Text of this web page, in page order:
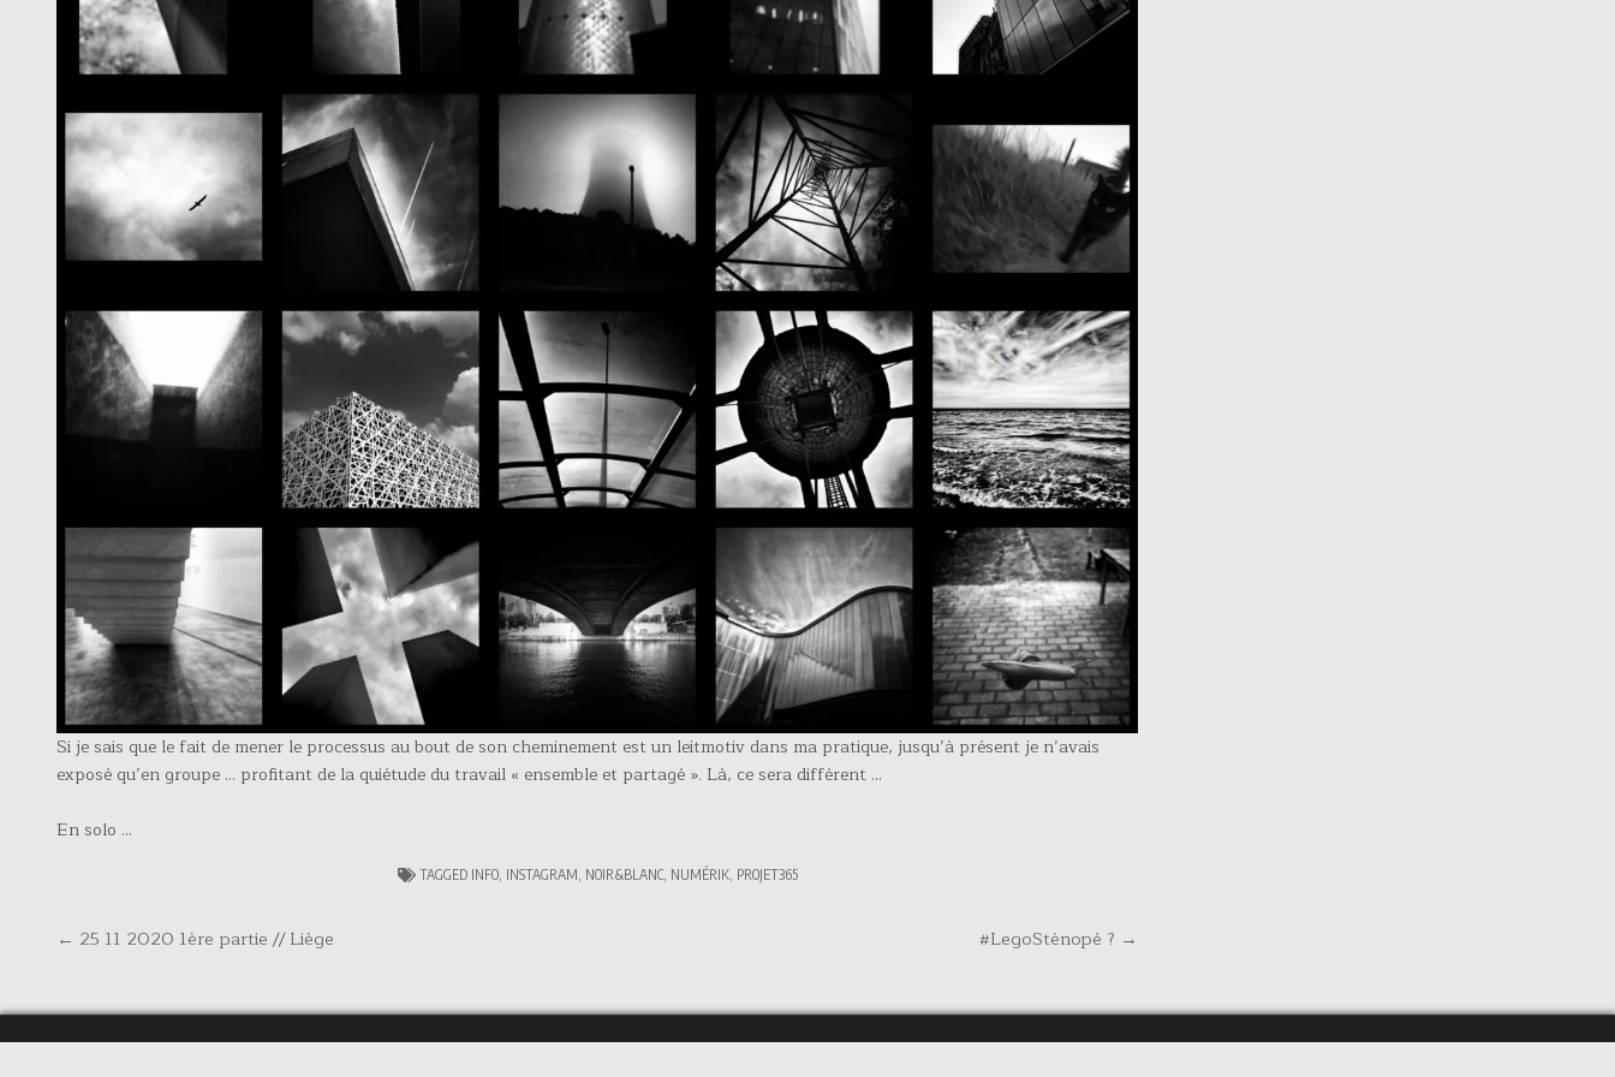
Si je sais que le fait de mener le processus au bout de son cheminement est un leitmotiv dans ma pratique, jusqu’à présent je n’avais
exposé qu’en groupe … profitant de la quiétude du travail « ensemble et partagé ». Là, ce sera différent …
En solo …
TAGGED INFO, INSTAGRAM, NOIR&BLANC, NUMÉRIK, PROJET365
Navigation
l’article
#LegoSténopé ? →
← 25 11 2020 1ère partie // Liège